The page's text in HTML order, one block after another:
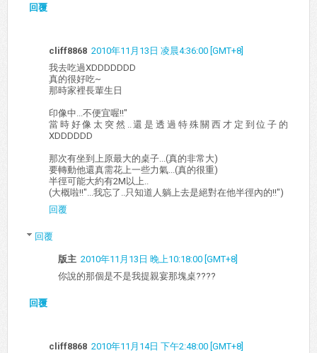
回覆
cliff8868 2010年11月13日 凌晨4:36:00 [GMT+8]
我去吃過XDDDDDDD
真的很好吃~
那時家裡長輩生日
印像中...不便宜喔!!"
當時好像太突然..還是透過特殊關西才定到位子的
XDDDDDD
那次有坐到上原最大的桌子...(真的非常大)
要轉動他還真需花上一些力氣...(真的很重)
半徑可能大約有2M以上..
(大概啦!!"...我忘了..只知道人躺上去是絕對在他半徑內的!!")
回覆
回覆
版主 2010年11月13日 晚上10:18:00 [GMT+8]
你說的那個是不是我提親宴那塊桌????
回覆
cliff8868 2010年11月14日 下午2:48:00 [GMT+8]